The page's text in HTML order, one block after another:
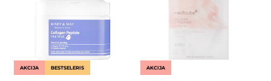
AKCIJA BESTSELERIS AKCIJA